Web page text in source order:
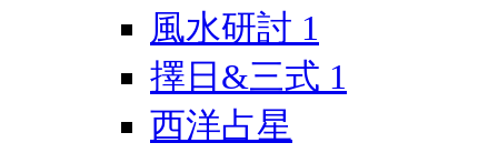
風水研討 1
擇日&三式 1
西洋占星